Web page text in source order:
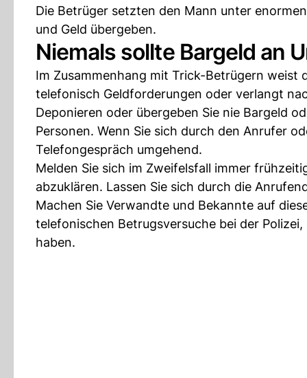
Die Betrüger setzten den Mann unter
und Geld übergeben.
Niemals sollte Bargeld an
Im Zusammenhang mit Trick-Betrügern weist
telefonisch Geldforderungen oder verlangt
Deponieren oder übergeben Sie nie Bargeld
Personen. Wenn Sie sich durch den Anrufer
Telefongespräch umgehend.
Melden Sie sich im Zweifelsfall immer
abzuklären. Lassen Sie sich durch die
Machen Sie Verwandte und Bekannte auf
telefonischen Betrugsversuche bei der
haben.